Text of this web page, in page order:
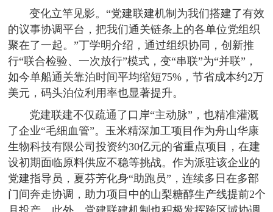
变化立竿见影。“党建联建机制为我们搭建了有效
的议事协调平台，把我们通关链条上的各单位党组织
聚在了一起。”丁学明介绍，通过组织协同，创新推
行“联合检验、一次放行”模式，变“串联”为“并联”，
如今单船通关靠泊时间平均缩短75%，节省成本约2万
美元，码头泊位利用率也显著提升。
党建联建不仅疏通了口岸“主动脉”，也精准灌溉
了企业“毛细血管”。玉米精深加工项目作为舟山华康
生物科技有限公司投资约30亿元的省重点项目，在建
设初期面临原料供应不稳等挑战。作为派驻该企业的
党建指导员，夏芬芳化身“助跑员”，连续多日在多部
门间奔走协调，助力项目中的山梨糖醇生产线提前2个